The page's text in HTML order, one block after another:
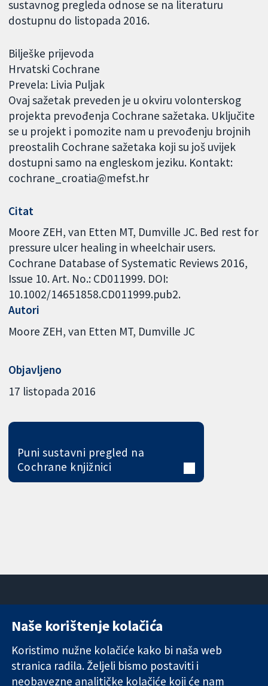
sustavnog pregleda odnose se na literaturu
dostupnu do listopada 2016.
Bilješke prijevoda
Hrvatski Cochrane
Prevela: Livia Puljak
Ovaj sažetak preveden je u okviru volonterskog
projekta prevođenja Cochrane sažetaka. Uključite
se u projekt i pomozite nam u prevođenju brojnih
preostalih Cochrane sažetaka koji su još uvijek
dostupni samo na engleskom jeziku. Kontakt:
cochrane_croatia@mefst.hr
Citat
Moore ZEH, van Etten MT, Dumville JC. Bed rest for
pressure ulcer healing in wheelchair users.
Cochrane Database of Systematic Reviews 2016,
Issue 10. Art. No.: CD011999. DOI:
10.1002/14651858.CD011999.pub2.
Autori
Moore ZEH van Etten MT Dumville JC
Objavljeno
17 listopada 2016
Puni sustavni pregled na
Cochrane knjižnici
Pouzdani dokazi.
Utemeljeni
dokazi.
11-13 Cavendish
London
W1G 0AN
Ujedinjeno
Novosti
medije
Naše korištenje kolačića
Koristimo nužne kolačiće kako bi naša web
stranica radila. Željeli bismo postaviti i
neobavezne analitičke kolačiće koji će nam